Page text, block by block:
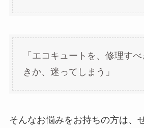
「エコキュートを、修理す
きか、迷ってしまう」
そんなお悩みをお持ちの方は、